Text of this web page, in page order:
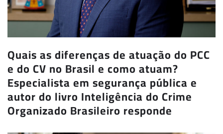
Quais as diferenças de atuação do PCC
e do CV no Brasil e como atuam?
Especialista em segurança pública e
autor do livro Inteligência do Crime
Organizado Brasileiro responde